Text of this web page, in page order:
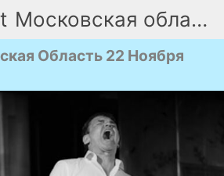
Московская область
Область 22 Ноября